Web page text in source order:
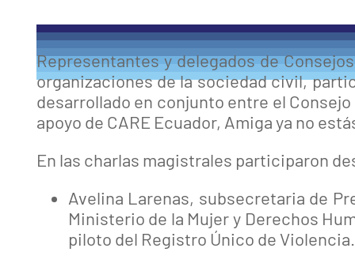
Representantes y delegados de
organizaciones de la sociedad civil,
desarrollado en conjunto entre el
apoyo de CARE Ecuador, Amiga ya no
En las charlas magistrales participaron
Avelina Larenas, subsecretaria de
Ministerio de la Mujer y Derechos
piloto del Registro Único de Violencia.